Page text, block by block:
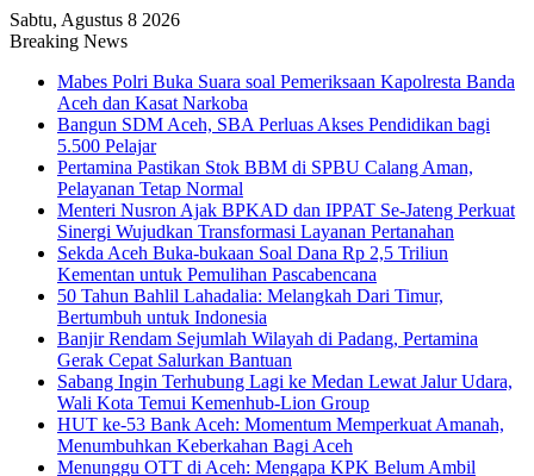
Sabtu, Agustus 8 2026
Breaking News
Mabes Polri Buka Suara soal Pemeriksaan Kapolresta Banda
Aceh dan Kasat Narkoba
Bangun SDM Aceh, SBA Perluas Akses Pendidikan bagi
5.500 Pelajar
Pertamina Pastikan Stok BBM di SPBU Calang Aman,
Pelayanan Tetap Normal
Menteri Nusron Ajak BPKAD dan IPPAT Se-Jateng Perkuat
Sinergi Wujudkan Transformasi Layanan Pertanahan
Sekda Aceh Buka-bukaan Soal Dana Rp 2,5 Triliun
Kementan untuk Pemulihan Pascabencana
50 Tahun Bahlil Lahadalia: Melangkah Dari Timur,
Bertumbuh untuk Indonesia
Banjir Rendam Sejumlah Wilayah di Padang, Pertamina
Gerak Cepat Salurkan Bantuan
Sabang Ingin Terhubung Lagi ke Medan Lewat Jalur Udara,
Wali Kota Temui Kemenhub-Lion Group
HUT ke-53 Bank Aceh: Momentum Memperkuat Amanah,
Menumbuhkan Keberkahan Bagi Aceh
Menunggu OTT di Aceh: Mengapa KPK Belum Ambil